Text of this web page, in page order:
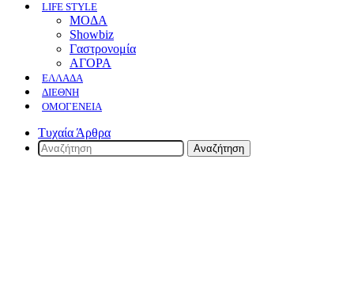
LIFE STYLE
ΜΟΔΑ
Showbiz
Γαστρονομία
ΑΓΟΡΑ
ΕΛΛΆΔΑ
ΔΙΕΘΝΉ
ΟΜΟΓΈΝΕΙΑ
Τυχαία Άρθρα
Αναζήτηση